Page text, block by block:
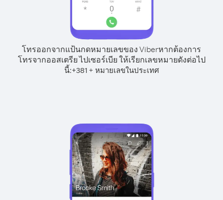
โทรออกจากแป้นกดหมายเลขของ Viberหากต้องการ
โทรจากออสเตรีย ไปเซอร์เบีย ให้เรียกเลขหมายดังต่อไป
นี้:+381+ หมายเลขในประเทศ